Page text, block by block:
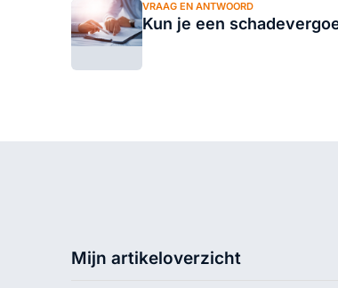
VRAAG EN ANTWOORD
Kun je een
Mijn artikeloverzicht